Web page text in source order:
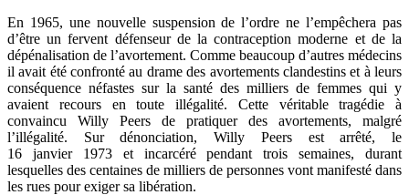
En 1965, une nouvelle suspension de l’ordre ne l’empêchera pas
d’être un fervent défenseur de la contraception moderne et de la
dépénalisation de l’avortement. Comme beaucoup d’autres médecins
il avait été confronté au drame des avortements clandestins et à leurs
conséquence néfastes sur la santé des milliers de femmes qui y
avaient recours en toute illégalité. Cette véritable tragédie à
convaincu Willy Peers de pratiquer des avortements, malgré
l’illégalité. Sur dénonciation, Willy Peers est arrêté, le
16 janvier 1973 et incarcéré pendant trois semaines, durant
lesquelles des centaines de milliers de personnes vont manifesté dans
les rues pour exiger sa libération.